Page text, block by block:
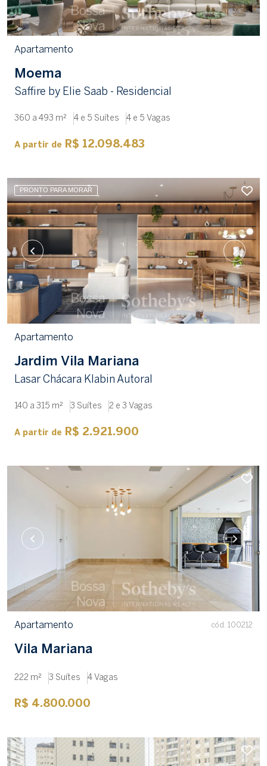
Apartamento
Moema
Saffire by Elie Saab - Residencial
360 a 493 m² 4 e 5 Suítes 4 e 5 Vagas
A partir de R$ 12.098.483
PRONTO PARA MORAR
Apartamento
Jardim Vila Mariana
Lasar Chácara Klabin Autoral
140 a 315 m² 3 Suítes 2 e 3 Vagas
A partir de R$ 2.921.900
Apartamento cód. 100212
Vila Mariana
222 m² 3 Suítes 4 Vagas
R$ 4.800.000